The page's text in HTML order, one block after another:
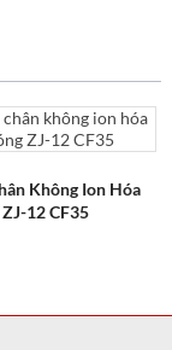
Không Ion Hóa
12 CF35